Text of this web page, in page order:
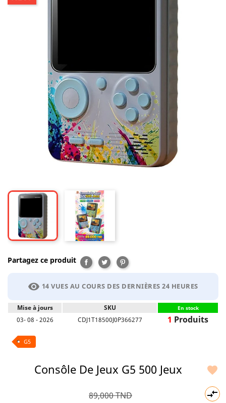
Partagez ce produit Partager
TweetPinterest
visibility 14 VUES AU COURS DES DERNIÈRES 24 HEURES
Mise à jours SKU En stock
03- 08 - 2026 CDJ1T18500J0P366277 1 Produits
G5


Consôle De Jeux G5 500 Jeux
89,000 TND